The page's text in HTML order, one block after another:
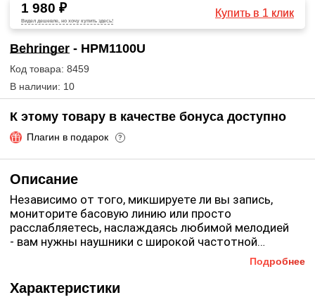
1 980 ₽
Видел дешевле, но хочу купить здесь!
Купить в 1 клик
Behringer - HPM1100U
Код товара: 8459
В наличии: 10
К этому товару в качестве бонуса доступно
Плагин в подарок ?
Описание
Независимо от того, микшируете ли вы запись,
мониторите басовую линию или просто
расслабляетесь, наслаждаясь любимой мелодией
- вам нужны наушники с широкой частотной
характеристикой и высоким динамическим
диапазоном. Многофункциональная USB-гарнитура
BehringerHPM1100U
потребность в комфорте при работе со звуком на
Подробнее
Характеристики